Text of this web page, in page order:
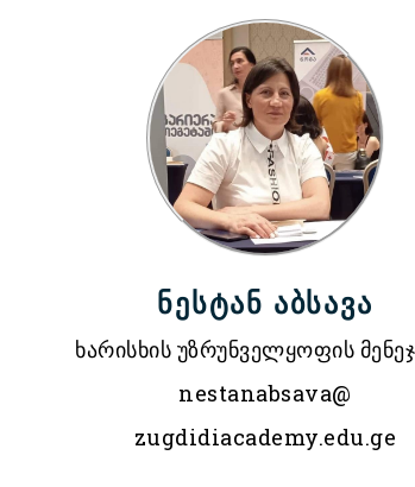
ნესტან აბსავა
ხარისხის უზრუნველყოფის
nestanabsava@
zugdidiacademy.edu.ge